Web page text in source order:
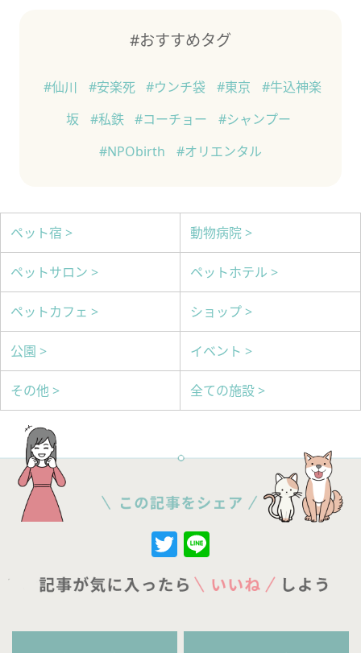
#おすすめタグ
#仙川 #安楽死 #ウンチ袋 #東京
#牛込神楽
坂
#私鉄 #コーチョー
#シャンプー
#NPObirth
#オリエンタル
ペット宿 > 動物病院 >
ペットサロン > ペットホテル >
ペットカフェ > ショップ >
公園 > イベント >
その他 > 全ての施設 >
Twitter